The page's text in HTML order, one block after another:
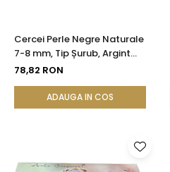
Cercei Perle Negre Naturale
7-8 mm, Tip Șurub, Argint
925 - Calitate AAA |
78,82 RON
ADAUGA IN COS